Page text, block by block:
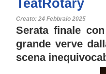
TeatRotary
Creato: 24 Febbraio 2025
Serata finale
grande verve
scena